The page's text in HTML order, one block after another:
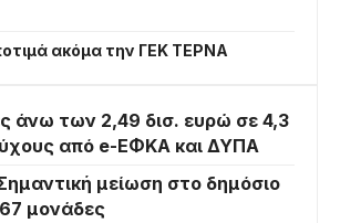
ακόμα την ΓΕΚ ΤΕΡΝΑ
άνω των 2,49 δισ. ευρώ σε 4,3
από e-ΕΦΚΑ και ΔΥΠΑ
μείωση στο δημόσιο
μονάδες